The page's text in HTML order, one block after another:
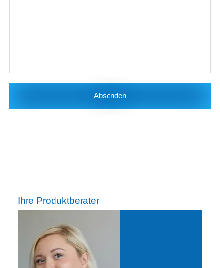
Absenden
Ihre Produktberater